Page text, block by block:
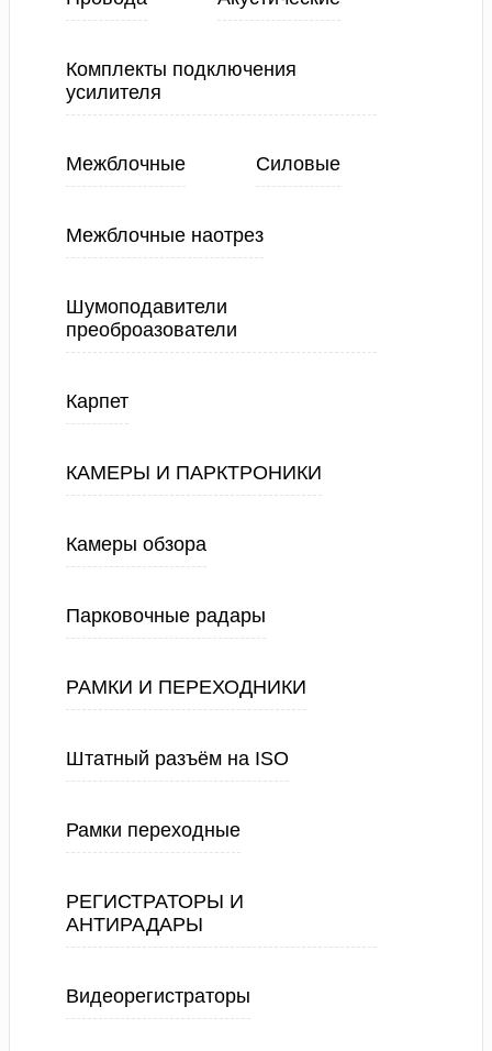
Комплекты подключения
усилителя
Межблочные Силовые
Межблочные наотрез
Шумоподавители
преоброазователи
Карпет
КАМЕРЫ И ПАРКТРОНИКИ
Камеры обзора
Парковочные радары
РАМКИ И ПЕРЕХОДНИКИ
Штатный разъём на ISO
Рамки переходные
РЕГИСТРАТОРЫ И
АНТИРАДАРЫ
Видеорегистраторы